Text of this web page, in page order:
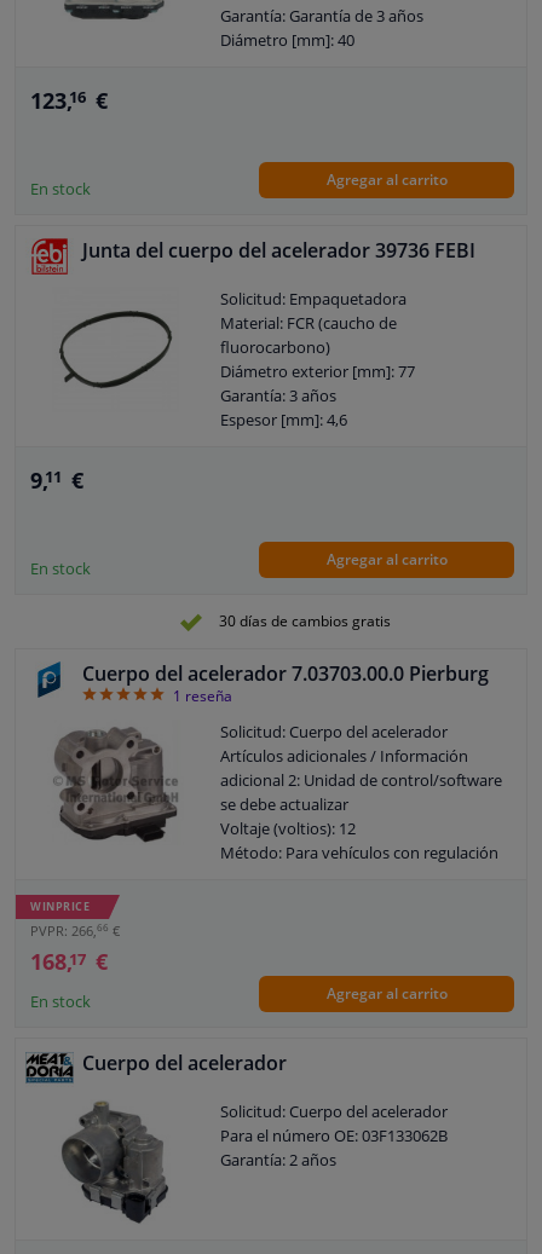
Garantía: Garantía de 3 años
Diámetro [mm]: 40
123,16 €
En stock Agregar al carrito
Junta del cuerpo del acelerador 39736 FEBI
Solicitud: Empaquetadora
Material: FCR (caucho de
fluorocarbono)
Diámetro exterior [mm]: 77
Garantía: 3 años
Espesor [mm]: 4,6
9,11 €
En stock Agregar al carrito
30 días de cambios gratis
Cuerpo del acelerador 7.03703.00.0 Pierburg
51 reseña
Solicitud: Cuerpo del acelerador
Artículos adicionales / Información
adicional 2: Unidad de control/software
se debe actualizar
Voltaje (voltios): 12
Método: Para vehículos con regulación
Diámetro [mm]: 40
WINPRICE
PVPR: 266,66 €
168,17 €
En stock Agregar al carrito
Cuerpo del acelerador
Solicitud: Cuerpo del acelerador
Para el número OE: 03F133062B
Garantía: 2 años